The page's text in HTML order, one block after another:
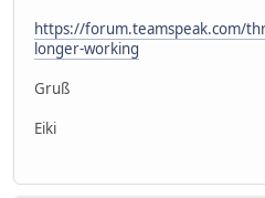
https://forum.teamspeak.com/
longer-working
Gruß
Eiki